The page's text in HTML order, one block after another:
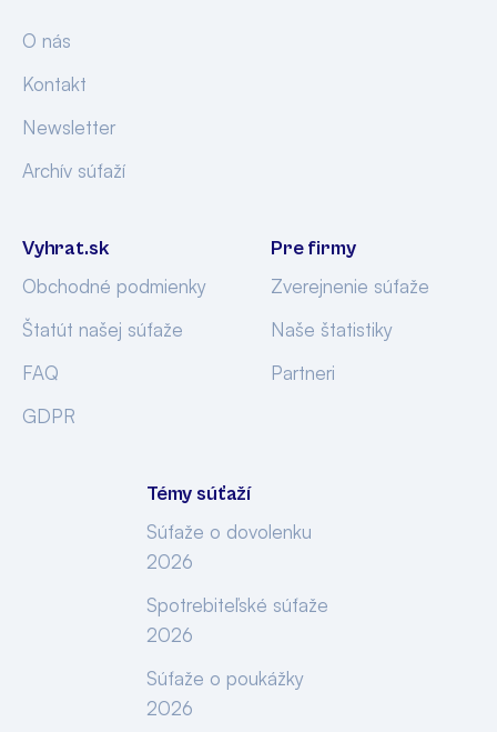
O nás
Kontakt
Newsletter
Archív súťaží
Vyhrat.sk
Obchodné podmienky
Štatút našej súťaže
FAQ
GDPR
Pre firmy
Zverejnenie súťaže
Naše štatistiky
Partneri
Témy súťaží
Súťaže o dovolenku
2026
Spotrebiteľské súťaže
2026
Súťaže o poukážky
2026